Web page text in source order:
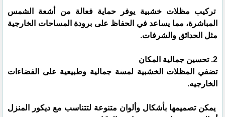
تركيب مظلات خشبية يوفر حماية فعالة من أشعة الشمس
المباشرة، مما يساعد في الحفاظ على برودة المساحات الخارجية
مثل الحدائق والشرفات.
2. تحسين جمالية المكان
تضفي المظلات الخشبية لمسة جمالية وطبيعية على الفضاءات
الخارجيه.
يمكن تصميمها بأشكال وألوان متنوعة لتتناسب مع ديكور المنزل